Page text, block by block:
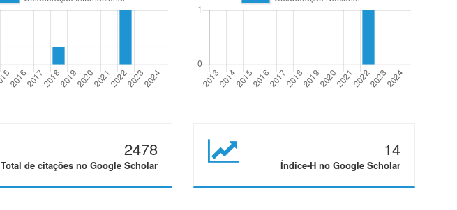
2478
Total de citações no Google Scholar
14
Índice-H no Google Scholar